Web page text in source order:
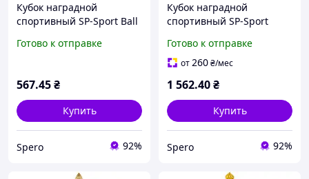
Кубок наградной
спортивный SP-Sport Ball
33см для турниров
Готово к отправке
567.45₴
Купить
Spero 92%
Кубок наградной
спортивный SP-Sport
высота 49см для
турниров
Готово к отправке
от260₴/мес
1 562.40₴
Купить
Spero 92%